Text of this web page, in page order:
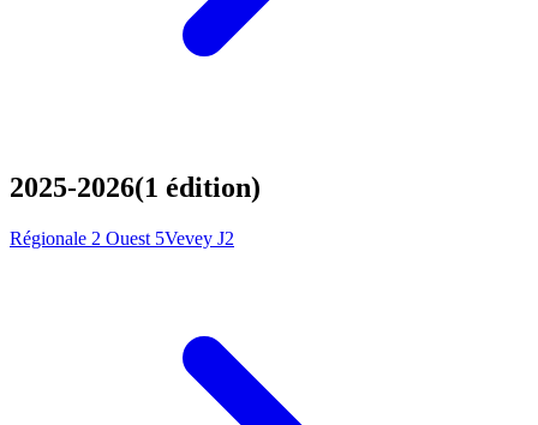
2025-2026(1 édition)
Régionale 2 Ouest 5Vevey J2